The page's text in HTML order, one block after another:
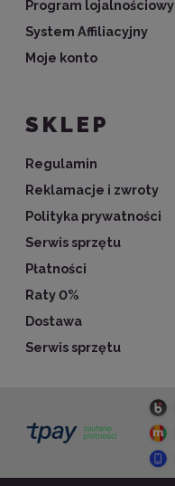
Program lojalnościowy
System Affiliacyjny
Moje konto
SKLEP
Regulamin
Reklamacje i zwroty
Polityka prywatności
Serwis sprzętu
Płatności
Raty 0%
Dostawa
Serwis sprzętu